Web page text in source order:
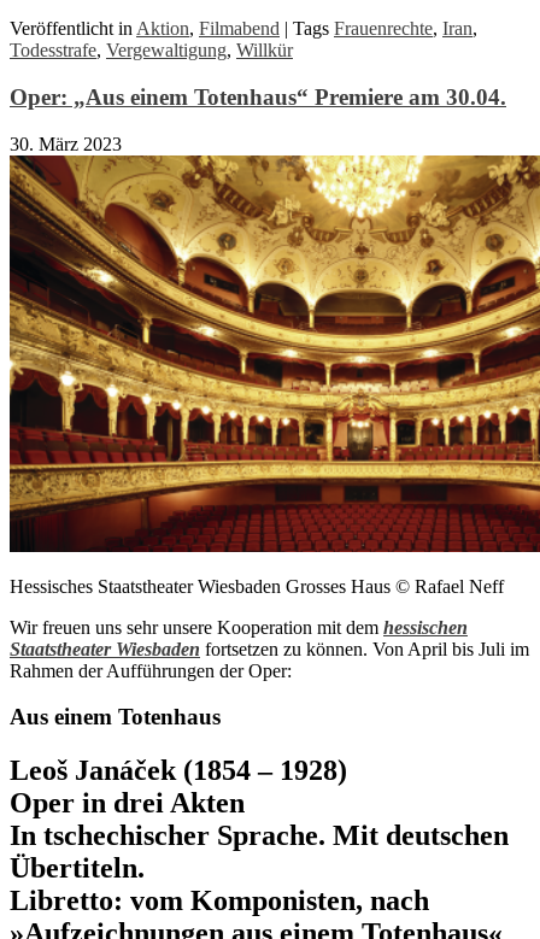
Veröffentlicht in Aktion, Filmabend | Tags Frauenrechte, Iran,
Todesstrafe, Vergewaltigung, Willkür
Oper: „Aus einem Totenhaus“ Premiere am 30.04.
30. März 2023
Hessisches Staatstheater Wiesbaden Grosses Haus © Rafael Neff
Wir freuen uns sehr unsere Kooperation mit dem hessischen
Staatstheater Wiesbaden fortsetzen zu können. Von April bis Juli im
Rahmen der Aufführungen der Oper:
Aus einem Totenhaus
Leoš Janáček (1854 – 1928)
Oper in drei Akten
In tschechischer Sprache. Mit deutschen
Übertiteln.
Libretto: vom Komponisten, nach